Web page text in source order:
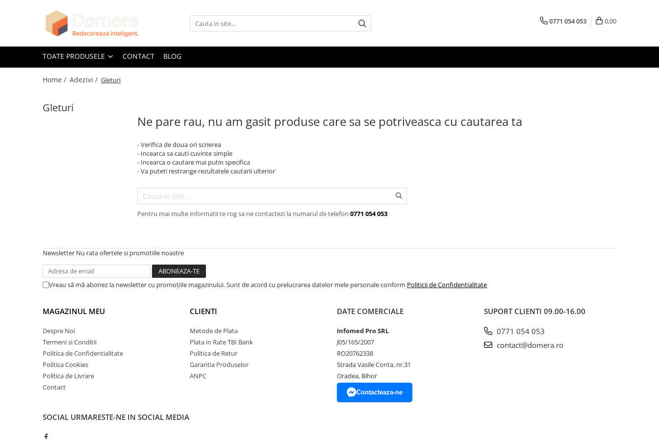
Toate Produsele
Parchet SPC
Riflaje Decorative
Riflaje Interioare
Colt Interior Plinta
Imbinare Plinta
Accesorii Lambriuri
Capac Glaf Interior
Izolatie Parchet
Prag de trecere
Profile Decorative Fatada
Lambriuri Premium
0771 054 053 0,00
TOATE PRODUSELE CONTACT BLOG
Home / Adezivi / Gleturi
Gleturi
Ne pare rau, nu am gasit produse care sa se potriveasca cu cautarea ta
- Verifica de doua ori scrierea
- Incearca sa cauti cuvinte simple
- Incearca o cautare mai putin specifica
- Va puteti restrange rezultatele cautarii ulterior
Pentru mai multe informatii te rog sa ne contactezi la numarul de telefon 0771 054 053
Newsletter Nu rata ofertele si promotiile noastre
Vreau să mă abonez la newsletter cu promoțiile magazinului. Sunt de acord cu prelucrarea datelor mele personale conform Politicii de Confidentialitate
MAGAZINUL MEU
Despre Noi
Termeni si Conditii
Politica de Confidentialitate
Politica Cookies
Politica de Livrare
Contact
CLIENTI
Metode de Plata
Plata in Rate TBI Bank
Politica de Retur
Garantia Produselor
ANPC
DATE COMERCIALE
Infomed Pro SRL
J05/165/2007
RO20762338
Strada Vasile Conta, nr.31
Oradea, Bihor
Contacteaza-ne
SUPORT CLIENTI 09.00-16.00
0771 054 053
contact@domera.ro
SOCIAL URMARESTE-NE IN SOCIAL MEDIA